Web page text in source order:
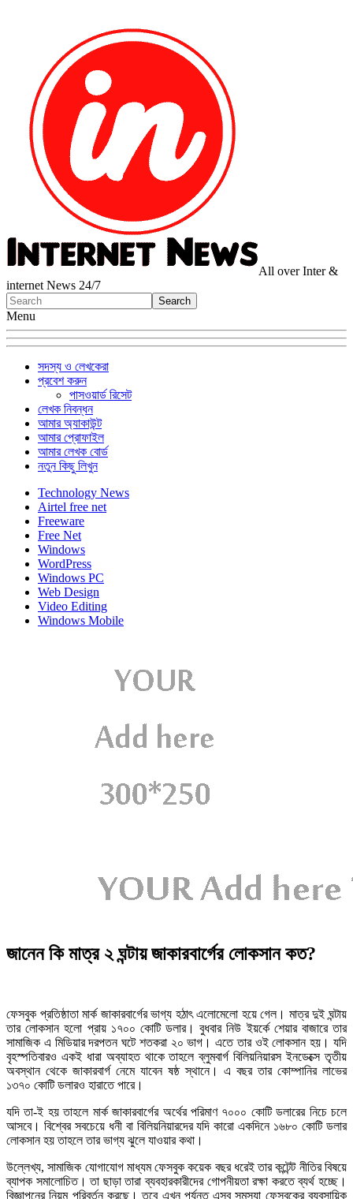
All over Inter &
internet News 24/7
Menu
সদস্য ও লেখকেরা
প্রবেশ করুন
পাসওয়ার্ড রিসেট
লেখক নিবন্ধন
আমার অ্যাকাউন্ট
আমার প্রোফাইল
আমার লেখক বোর্ড
নতুন কিছু লিখুন
Technology News
Airtel free net
Freeware
Free Net
Windows
WordPress
Windows PC
Web Design
Video Editing
Windows Mobile
জানেন কি মাত্র ২ ঘন্টায় জাকারবার্গের লোকসান কত?
ফেসবুক প্রতিষ্ঠাতা মার্ক জাকারবার্গের ভাগ্য হঠাৎ এলোমেলো হয়ে গেল। মাত্র দুই ঘন্টায়
তার লোকসান হলো প্রায় ১৭০০ কোটি ডলার। বুধবার নিউ ইয়র্কে শেয়ার বাজারে তার
সামাজিক এ মিডিয়ার দরপতন ঘটে শতকরা ২০ ভাগ। এতে তার ওই লোকসান হয়। যদি
বৃহস্পতিবারও একই ধারা অব্যাহত থাকে তাহলে ব্লুমবার্গ বিলিয়নিয়ারস ইনডেক্সে তৃতীয়
অবস্থান থেকে জাকারবার্গ নেমে যাবেন ষষ্ঠ স্থানে। এ বছর তার কোম্পানির লাভের
১৩৭০ কোটি ডলারও হারাতে পারে।
যদি তা-ই হয় তাহলে মার্ক জাকারবার্গের অর্থের পরিমাণ ৭০০০ কোটি ডলারের নিচে চলে
আসবে। বিশ্বের সবচেয়ে ধনী বা বিলিয়নিয়ারদের যদি কারো একদিনে ১৬৮০ কোটি ডলার
লোকসান হয় তাহলে তার ভাগ্য ঝুলে যাওয়ার কথা।
উল্লেখ্য, সামাজিক যোগাযোগ মাধ্যম ফেসবুক কয়েক বছর ধরেই তার কন্টেন্ট নীতির বিষয়ে
ব্যাপক সমালোচিত। তা ছাড়া তারা ব্যবহারকারীদের গোপনীয়তা রক্ষা করতে ব্যর্থ হচ্ছে।
বিজ্ঞাপনের নিয়ম পরিবর্তন করছে। তবে এখন পর্যন্ত এসব সমস্যা ফেসবুকের ব্যবসায়িক